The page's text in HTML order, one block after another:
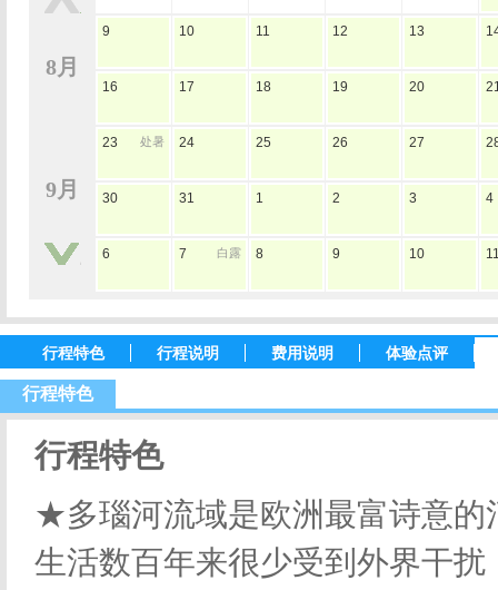
8月
9月
9 10 11 12 13
16 17 18 19 20
23 处暑 24 25 26 27
30 31 1 2 3 4
6 7 白露 8 9 10
行程特色 行程说明 费用说明 体验点评
行程特色
行程特色
★多瑙河流域是欧洲最富诗意的
生活数百年来很少受到外界干